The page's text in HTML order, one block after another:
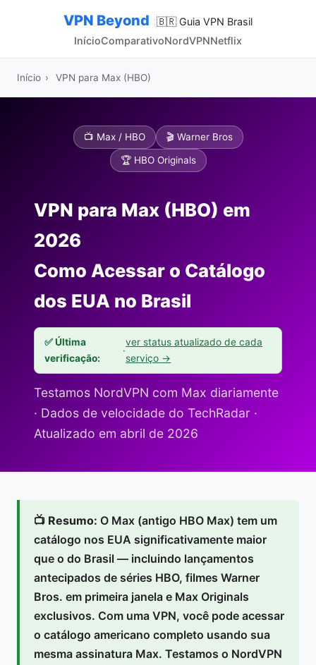
VPN Beyond
🇧🇷 Guia VPN Brasil
InícioComparativoNordVPNNetflix
Início › VPN para Max (HBO)
📺 Max / HBO 🎬 Warner Bros
🏆 HBO Originals
VPN para Max (HBO) em
2026
Como Acessar o Catálogo
dos EUA no Brasil
✅ Última
verificação:
·
ver status atualizado de cada
serviço →
Testamos NordVPN com Max diariamente
· Dados de velocidade do TechRadar ·
Atualizado em abril de 2026
📺 Resumo: O Max (antigo HBO Max) tem um
catálogo nos EUA significativamente maior
que o do Brasil — incluindo lançamentos
antecipados de séries HBO, filmes Warner
Bros. em primeira janela e Max Originals
exclusivos. Com uma VPN, você pode acessar
o catálogo americano completo usando sua
mesma assinatura Max. Testamos o NordVPN